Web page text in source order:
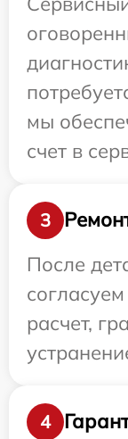
мы
счет в
3
После
расчет,
4